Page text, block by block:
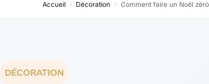
Accueil / Décoration / Comment faire un Noël
DÉCORATION